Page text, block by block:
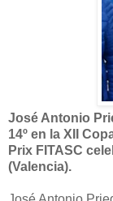
José Antonio
14º en la XII
Prix FITASC
(Valencia).